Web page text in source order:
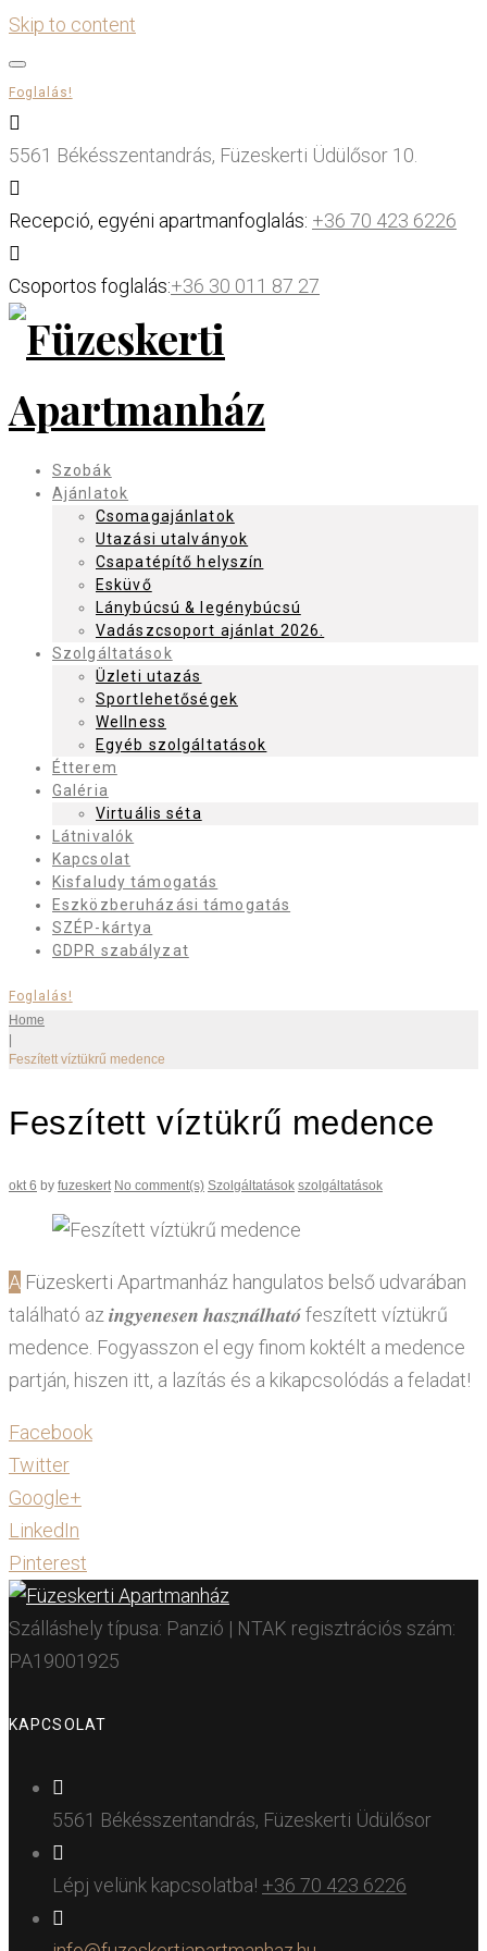
Skip to content
Foglalás!
5561 Békésszentandrás, Füzeskerti Üdülősor 10.
Recepció, egyéni apartmanfoglalás: +36 70 423 6226
Csoportos foglalás:+36 30 011 87 27
Szobák
Ajánlatok
Csomagajánlatok
Utazási utalványok
Csapatépítő helyszín
Esküvő
Lánybúcsú & legénybúcsú
Vadászcsoport ajánlat 2026.
Szolgáltatások
Üzleti utazás
Sportlehetőségek
Wellness
Egyéb szolgáltatások
Étterem
Galéria
Virtuális séta
Látnivalók
Kapcsolat
Kisfaludy támogatás
Eszközberuházási támogatás
SZÉP-kártya
GDPR szabályzat
Foglalás!
Home
Feszített víztükrű medence
Feszített víztükrű medence
okt 6 by fuzeskert No comment(s) Szolgáltatások szolgáltatások
A Füzeskerti Apartmanház hangulatos belső udvarában
található az 𝒊𝒏𝒈𝒚𝒆𝒏𝒆𝒔𝒆𝒏 𝒉𝒂𝒔𝒛𝒏𝒂́𝒍𝒉𝒂𝒕𝒐́ feszített víztükrű
medence. Fogyasszon el egy finom koktélt a medence
partján, hiszen itt, a lazítás és a kikapcsolódás a feladat!
Facebook
Twitter
Google+
LinkedIn
Pinterest
Szálláshely típusa: Panzió | NTAK regisztrációs szám:
PA19001925
KAPCSOLAT
5561 Békésszentandrás, Füzeskerti Üdülősor
Lépj velünk kapcsolatba! +36 70 423 6226